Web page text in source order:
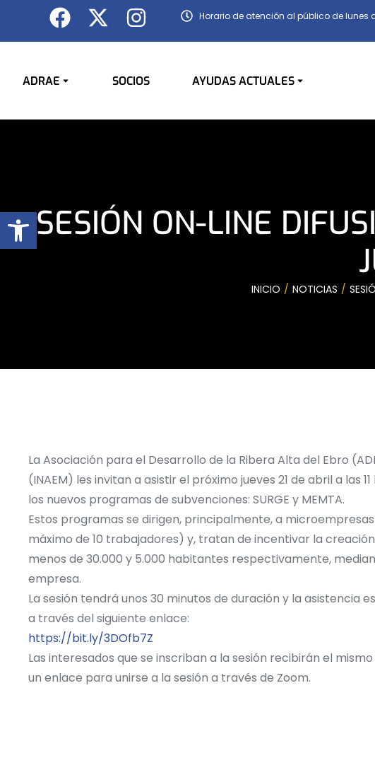
Horario de atención al público de lunes
ADRAE SOCIOS AYUDAS ACTUALES
SESIÓN ON-LINE
INICIO NOTICIAS
La Asociación para el Desarrollo de la Ribera Alta del Ebro
(INAEM) les invitan a asistir el próximo jueves 21 de abril a las
los nuevos programas de subvenciones: SURGE y MEMTA.
Estos programas se dirigen, principalmente, a
máximo de 10 trabajadores) y, tratan de incentivar la
menos de 30.000 y 5.000 habitantes respectivamente,
empresa.
La sesión tendrá unos 30 minutos de duración y la asistencia
a través del siguiente enlace:
https://bit.ly/3DOfb7Z
Las interesados que se inscriban a la sesión recibirán el
un enlace para unirse a la sesión a través de Zoom.
Abrir barra de herramientas